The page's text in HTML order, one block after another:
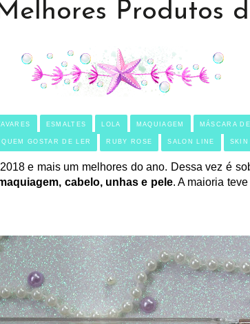
Produtos
ESMALTES LOLA MAQUIAGEM MÁSCARA
QUEM GOSTAR DE LER RUBY ROSE SALON LINE SKIN
e mais um melhores do ano. Dessa vez é
cabelo, unhas e pele. A maioria